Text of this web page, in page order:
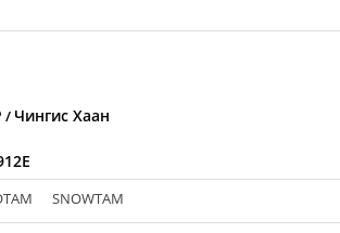
/ Чингис Хаан
SNOWTAM